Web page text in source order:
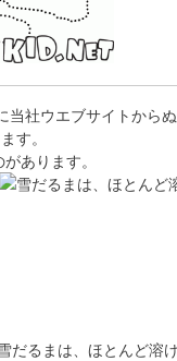
当社ウエブサイトからぬ
す。
あります。